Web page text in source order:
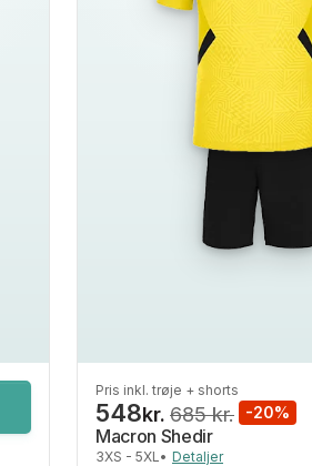
Pris inkl. trøje + shorts
548kr. 685 kr. -20%
Macron Shedir
3XS - 5XL• Detaljer